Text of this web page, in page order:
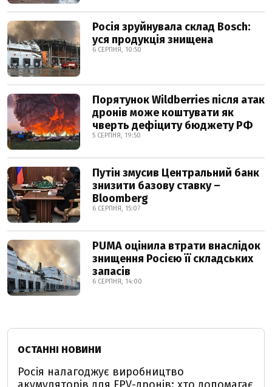
Росія зруйнувала склад Bosch:
уся продукція знищена
6 СЕРПНЯ, 10:50
Порятунок Wildberries після атак
дронів може коштувати як
чверть дефіциту бюджету РФ
5 СЕРПНЯ, 19:50
Путін змусив Центральний банк
знизити базову ставку –
Bloomberg
6 СЕРПНЯ, 15:07
PUMA оцінила втрати внаслідок
знищення Росією її складських
запасів
6 СЕРПНЯ, 14:00
ОСТАННІ НОВИНИ
Росія налагоджує виробництво